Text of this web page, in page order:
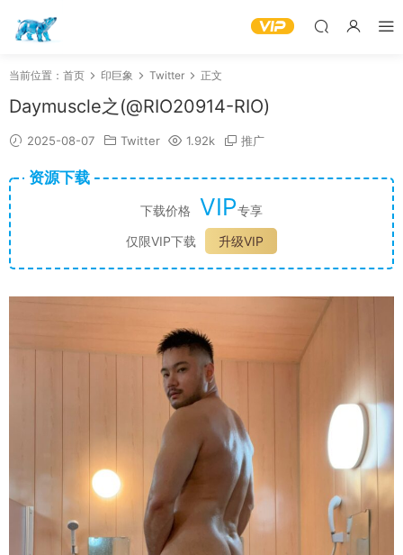
当前位置： 首页 印巨象 Twitter 正文
Daymuscle之(@RIO20914-RIO)
2025-08-07 Twitter 1.92k 推广
资源下载
下载价格 VIP专享
仅限VIP下载
升级VIP